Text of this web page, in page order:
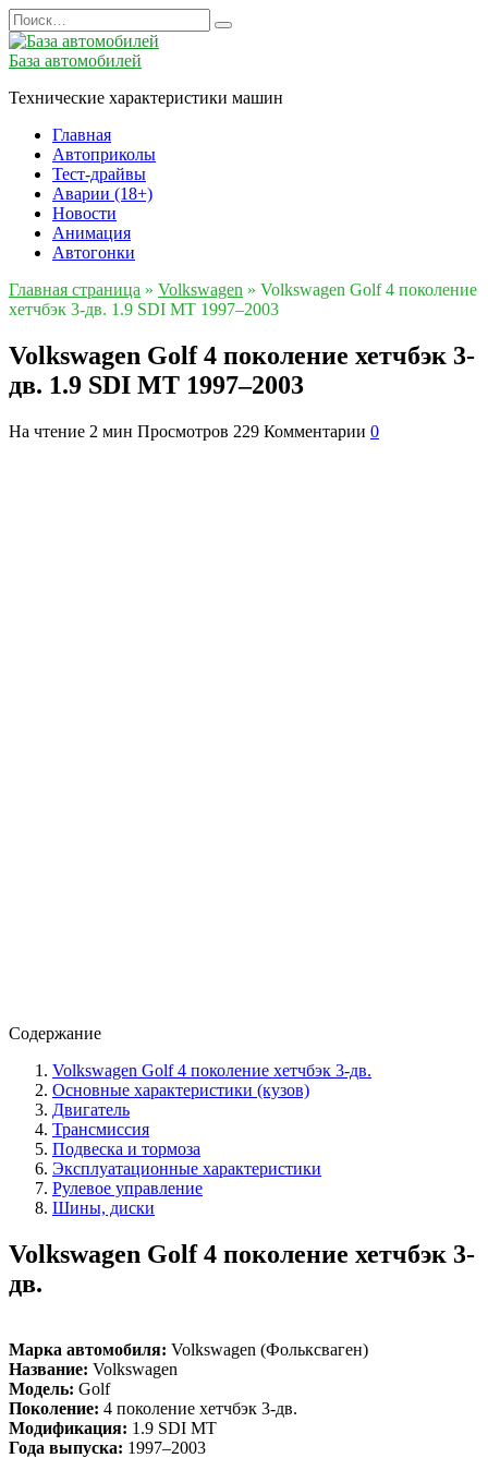
Перейти
к
содержанию
Search
for:
База автомобилей
Технические характеристики машин
Главная
Автоприколы
Тест-драйвы
Аварии (18+)
Новости
Анимация
Автогонки
Главная страница » Volkswagen » Volkswagen Golf 4 поколение
хетчбэк 3-дв. 1.9 SDI MT 1997–2003
Volkswagen Golf 4 поколение хетчбэк 3-
дв. 1.9 SDI MT 1997–2003
На чтение 2 мин Просмотров 229 Комментарии 0
Содержание
Volkswagen Golf 4 поколение хетчбэк 3-дв.
Основные характеристики (кузов)
Двигатель
Трансмиссия
Подвеска и тормоза
Эксплуатационные характеристики
Рулевое управление
Шины, диски
Volkswagen Golf 4 поколение хетчбэк 3-
дв.
Марка автомобиля: Volkswagen (Фольксваген)
Название: Volkswagen
Модель: Golf
Поколение: 4 поколение хетчбэк 3-дв.
Модификация: 1.9 SDI MT
Года выпуска: 1997–2003